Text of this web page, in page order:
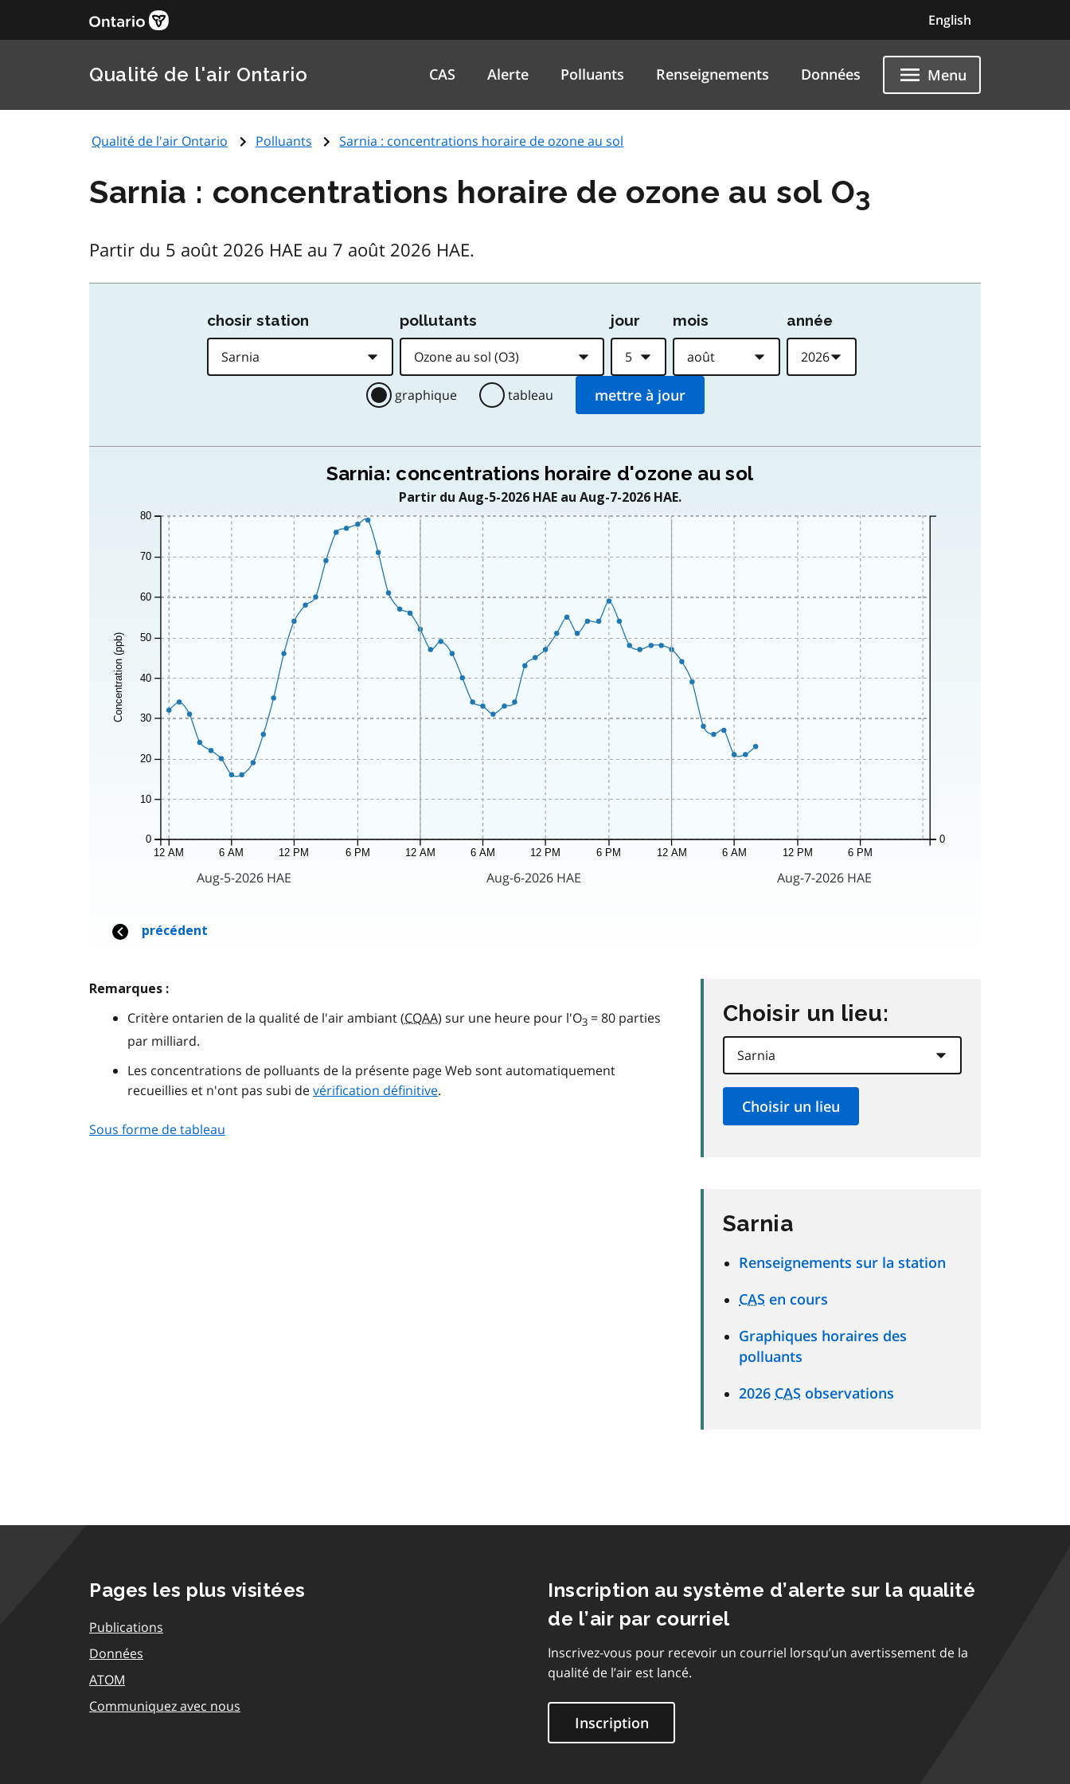
English
Qualité de l'air Ontario CAS Alerte Polluants Renseignements Données Menu
Qualité de l'air Ontario Polluants Sarnia : concentrations horaire de ozone au sol
Sarnia : concentrations horaire de ozone au sol O3
Partir du 5 août 2026 HAE au 7 août 2026 HAE.
Remarques :
Critère ontarien de la qualité de l'air ambiant (CQAA) sur une heure pour l'O3 = 80 parties
par milliard.
Les concentrations de polluants de la présente page Web sont automatiquement
recueillies et n'ont pas subi devérification définitive.
Sous forme de tableau
Choisir un lieu:
Sarnia
Renseignements sur la station
CAS en cours
Graphiques horaires des
polluants
2026 CAS observations
Pages les plus visitées
Publications
Données
ATOM
Communiquez avec nous
Inscription au système d’alerte sur la qualité
de l’air par courriel
Inscrivez-vous pour recevoir un courriel lorsqu’un avertissement de la
qualité de l’air est lancé.
Inscription